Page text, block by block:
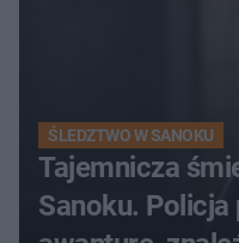
ŚLEDZTWO W SANOKU
Tajemnicza
Sanoku. Policja